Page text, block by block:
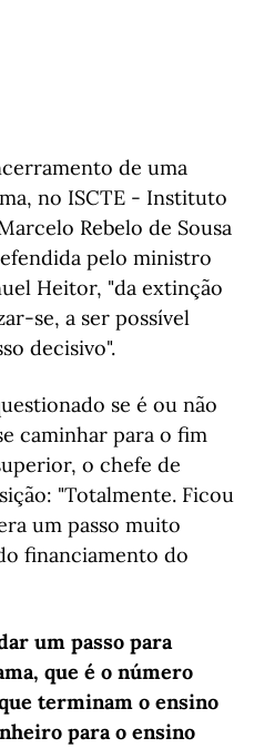
de uma
no ISCTE - Instituto
Rebelo de Sousa
pelo ministro
Heitor, "da extinção
se, a ser possível
decisivo".
se é ou não
caminhar para o fim
o chefe de
"Totalmente. Ficou
um passo muito
financiamento do
um passo para
que é o número
terminam o ensino
para o ensino